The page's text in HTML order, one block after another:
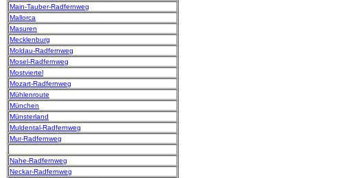
Main-Tauber-Radfernweg
Mallorca
Masuren
Mecklenburg
Moldau-Radfernweg
Mosel-Radfernweg
Mostviertel
Mozart-Radfernweg
Mühlenroute
München
Münsterland
Muldental-Radfernweg
Mur-Radfernweg
Nahe-Radfernweg
Neckar-Radfernweg